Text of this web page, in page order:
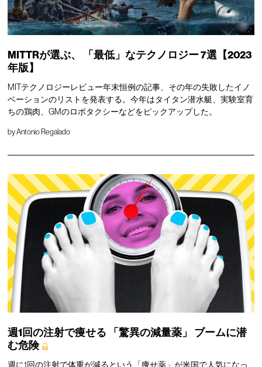
MITTRが選ぶ、 「最低」なテクノロジー7選【2023
年版】
MITテクノロジーレビュー年末恒例の記事、その年の失敗したイノ
ベーションのリストを発表する。今年はタイタン潜水艇、実験室育
ちの鶏肉、GMのロボタクシーなどをピックアップした。
byAntonio Regalado
週1回の注射で痩せる 「驚異の減量薬」
ブームに潜
む危険
週に1回の注射で体重が減るという「痩せ薬」が米国で人気になっ